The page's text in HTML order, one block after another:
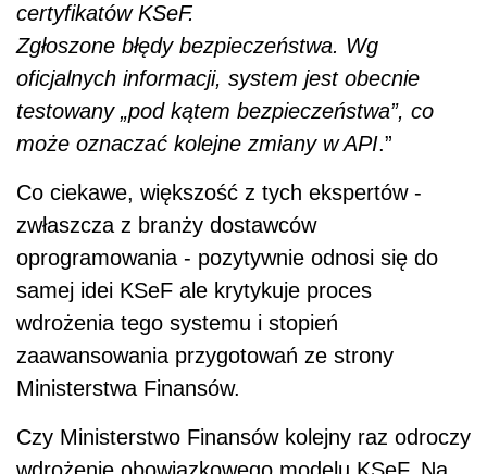
certyfikatów KSeF.
Zgłoszone błędy bezpieczeństwa. Wg
oficjalnych informacji, system jest obecnie
testowany „pod kątem bezpieczeństwa”, co
może oznaczać kolejne zmiany w API.”
Co ciekawe, większość z tych ekspertów -
zwłaszcza z branży dostawców
oprogramowania - pozytywnie odnosi się do
samej idei KSeF ale krytykuje proces
wdrożenia tego systemu i stopień
zaawansowania przygotowań ze strony
Ministerstwa Finansów.
Czy Ministerstwo Finansów kolejny raz odroczy